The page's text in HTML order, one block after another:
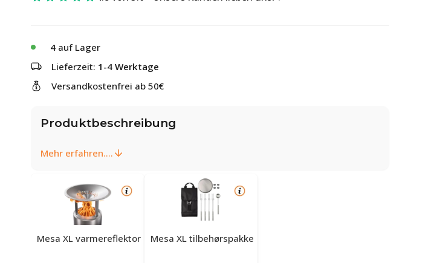
4 auf Lager
Lieferzeit: 1-4 Werktage
Versandkostenfrei ab 50€
Produktbeschreibung
Mehr erfahren....
Mesa XL varmereflektor Mesa XL tilbehørspakke